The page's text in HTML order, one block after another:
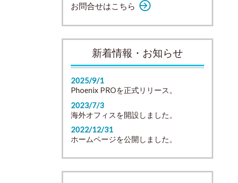
お問合せはこちら
新着情報・お知らせ
2025/9/1
Phoenix PROを正式リリース。
2023/7/3
海外オフィスを開設しました。
2022/12/31
ホームページを公開しました。